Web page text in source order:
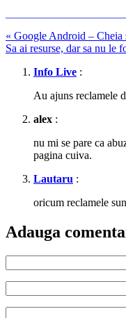
« Google Android – Cheia
Sa ai resurse, dar sa nu le
Info Live :
Au ajuns reclamele
alex :
nu mi se pare ca
pagina cuiva.
Lautaru :
oricum reclamele
Adauga